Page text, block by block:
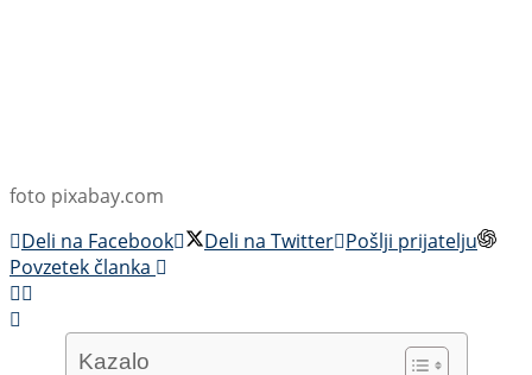
foto pixabay.com
Deli na Facebook
Deli na Twitter Pošlji prijatelju
Povzetek članka
Kazalo